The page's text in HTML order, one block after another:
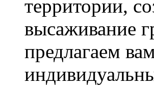
территории,
высаживание
предлагаем